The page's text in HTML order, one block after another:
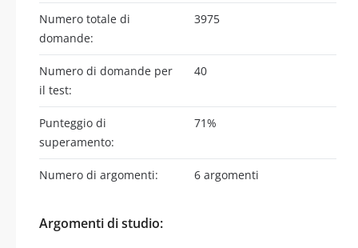
Numero totale di
domande:
3975
Numero di domande per
il test:
40
Punteggio di
superamento:
71%
Numero di argomenti: 6 argomenti
Argomenti di studio: